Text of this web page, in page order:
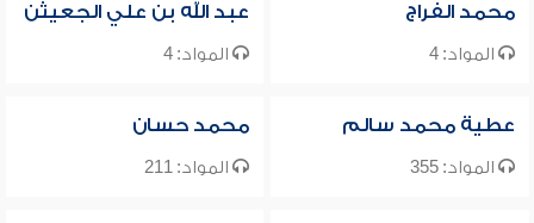
محمد الفراج
المواد: 4
عبد الله بن علي الجعيثن
المواد: 4
عطية محمد سالم
المواد: 355
محمد حسان
المواد: 211